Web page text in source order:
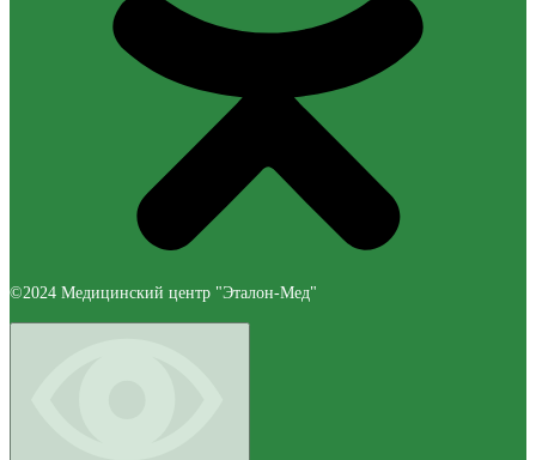
©2024 Медицинский центр "Эталон-Мед"